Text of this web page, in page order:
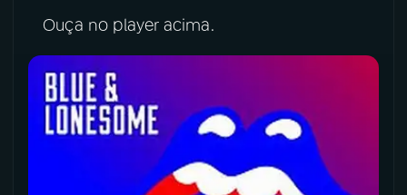
Ouça no player acima.